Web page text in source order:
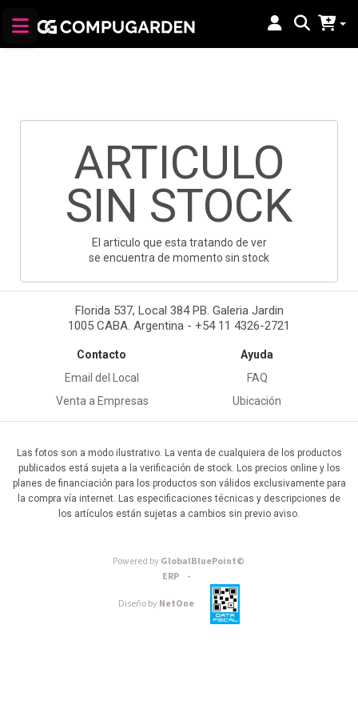
ARTICULO
SIN STOCK
El articulo que esta tratando de ver
se encuentra de momento sin stock
Florida 537, Local 384 PB. Galeria Jardin
1005 CABA. Argentina - +54 11 4326-2721
Contacto
Email del Local
Venta a Empresas
Ayuda
FAQ
Ubicación
Las fotos son a modo ilustrativo. La venta de cualquiera de los productos
publicados está sujeta a la verificación de stock. Los precios online y los
planes de financiación para los productos son válidos exclusivamente para
la compra vía internet. Las especificaciones técnicas y descripciones de
los artículos están sujetas a cambios sin previo aviso.
Powered byGlobalBluePoint©
ERP -
Diseño byNetOne